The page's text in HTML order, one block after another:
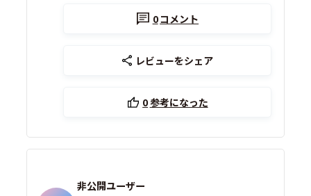
0コメント
レビューをシェア
0参考になった
非公開ユーザー